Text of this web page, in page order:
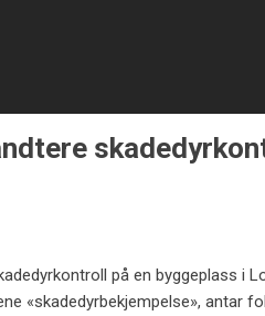
på en byggeplass i
«skadedyrbekjempelse», antar